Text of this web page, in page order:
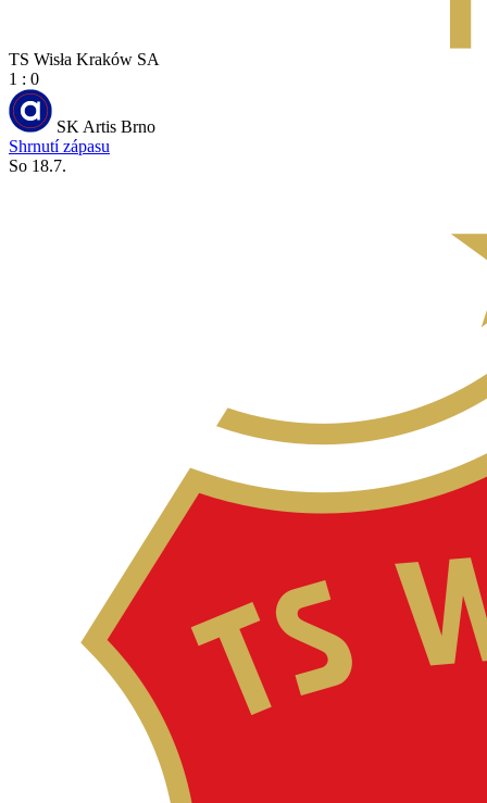
TS Wisła Kraków SA
1 : 0
SK Artis Brno
Shrnutí zápasu
So 18.7.